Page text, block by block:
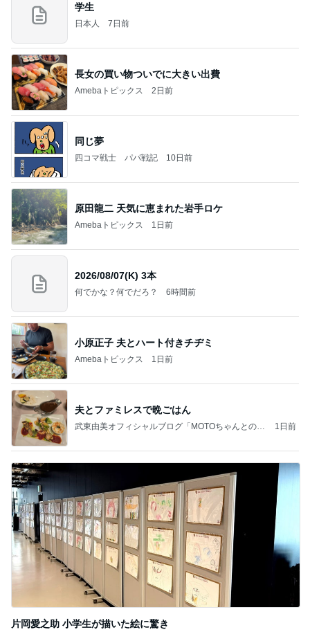
学生
日本人 7日前
長女の買い物ついでに大きい出費
Amebaトピックス 2日前
同じ夢
四コマ戦士 パパ戦記 10日前
原田龍二 天気に恵まれた岩手ロケ
Amebaトピックス 1日前
2026/08/07(K) 3本
何でかな？何でだろ？ 6時間前
小原正子 夫とハート付きチヂミ
Amebaトピックス 1日前
夫とファミレスで晩ごはん
武東由美オフィシャルブログ「MOTOちゃんとのは
1日前
片岡愛之助 小学生が描いた絵に驚き